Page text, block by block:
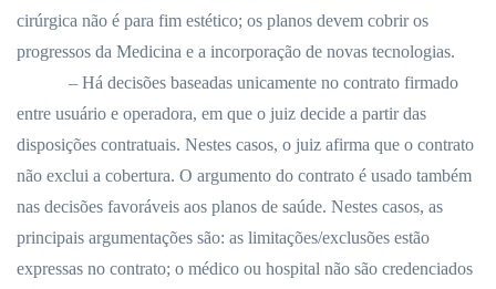
cirúrgica não é para fim estético; os planos devem cobrir os
progressos da Medicina e a incorporação de novas tecnologias.
– Há decisões baseadas unicamente no contrato firmado
entre usuário e operadora, em que o juiz decide a partir das
disposições contratuais. Nestes casos, o juiz afirma que o contrato
não exclui a cobertura. O argumento do contrato é usado também
nas decisões favoráveis aos planos de saúde. Nestes casos, as
principais argumentações são: as limitações/exclusões estão
expressas no contrato; o médico ou hospital não são credenciados